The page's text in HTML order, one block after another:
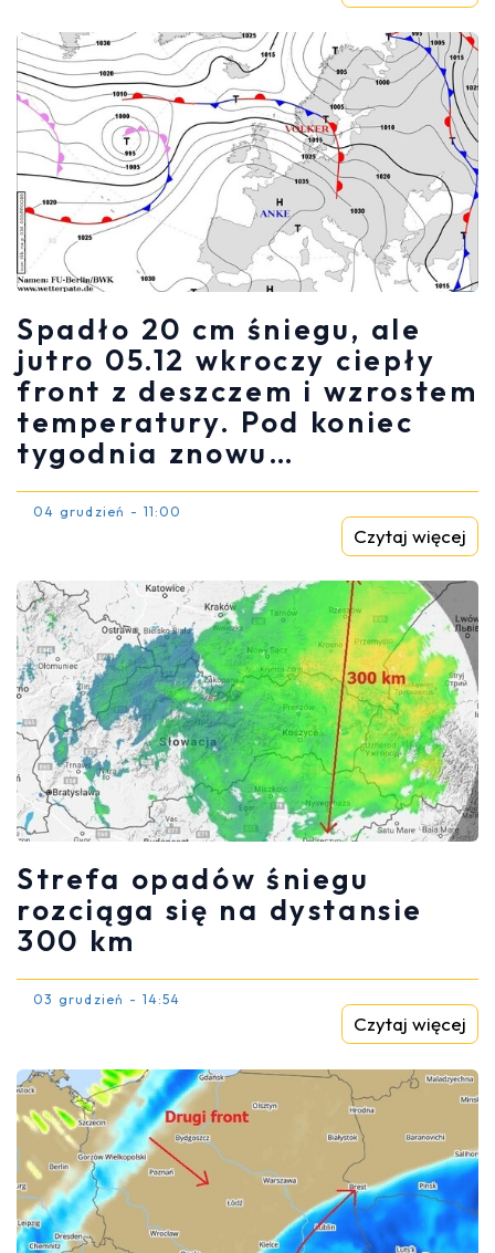
Spadło 20 cm śniegu, ale
jutro 05.12 wkroczy ciepły
front z deszczem i wzrostem
temperatury. Pod koniec
tygodnia znowu…
04 grudzień - 11:00
Czytaj więcej
Strefa opadów śniegu
rozciąga się na dystansie
300 km
03 grudzień - 14:54
Czytaj więcej